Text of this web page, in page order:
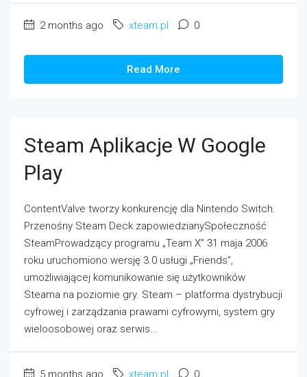
2 months ago xteam.pl 0
Read More
Steam Aplikacje W Google
Play
ContentValve tworzy konkurencję dla Nintendo Switch.
Przenośny Steam Deck zapowiedzianySpołeczność
SteamProwadzący programu „Team X” 31 maja 2006
roku uruchomiono wersję 3.0 usługi „Friends”,
umożliwiającej komunikowanie się użytkowników
Steama na poziomie gry. Steam – platforma dystrybucji
cyfrowej i zarządzania prawami cyfrowymi, system gry
wieloosobowej oraz serwis...
5 months ago xteam.pl 0